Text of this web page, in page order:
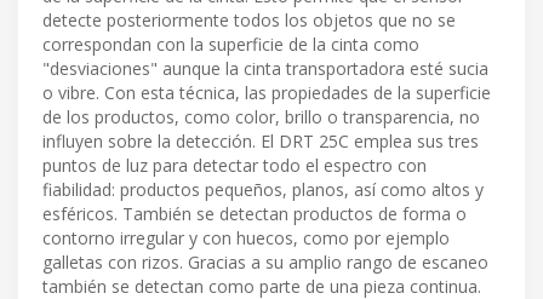
detecte posteriormente todos los objetos que no se
correspondan con la superficie de la cinta como
"desviaciones" aunque la cinta transportadora esté sucia
o vibre. Con esta técnica, las propiedades de la superficie
de los productos, como color, brillo o transparencia, no
influyen sobre la detección. El DRT 25C emplea sus tres
puntos de luz para detectar todo el espectro con
fiabilidad: productos pequeños, planos, así como altos y
esféricos. También se detectan productos de forma o
contorno irregular y con huecos, como por ejemplo
galletas con rizos. Gracias a su amplio rango de escaneo
también se detectan como parte de una pieza continua.